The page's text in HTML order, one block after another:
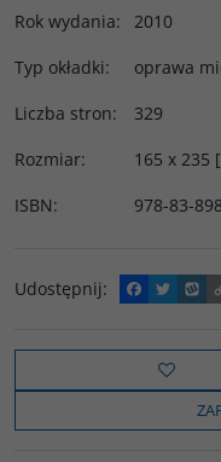
Rok wydania:
2010
Typ okładki:
oprawa
Liczba stron:
329
Rozmiar:
165 x 235
ISBN: 978-83-
Udostępnij:
F
a
e
o
k
T
w
t
t
e
W
y
o